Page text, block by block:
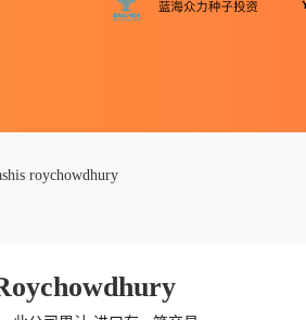
roychowdhury